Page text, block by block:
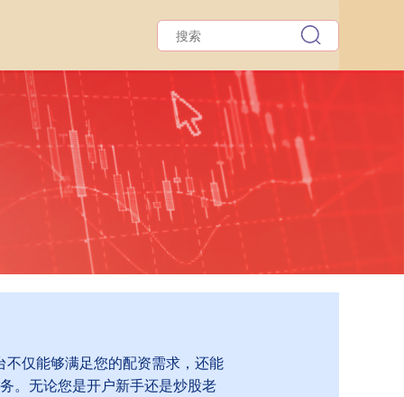
仅能够满足您的配资需求，还能
。无论您是开户新手还是炒股老